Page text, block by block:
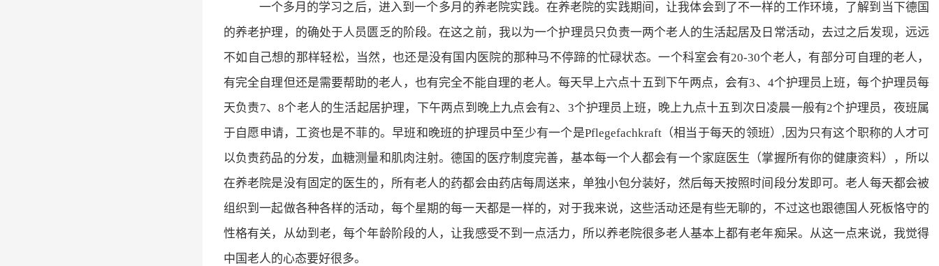
一个多月的学习之后，进入到一个多月的养老院实践。在养老院的实践期间，让我体会到了不一样的工作环境，了解到当下德国
的养老护理，的确处于人员匮乏的阶段。在这之前，我以为一个护理员只负责一两个老人的生活起居及日常活动，去过之后发现，远远
不如自己想的那样轻松，当然，也还是没有国内医院的那种马不停蹄的忙碌状态。一个科室会有20-30个老人，有部分可自理的老人，
有完全自理但还是需要帮助的老人，也有完全不能自理的老人。每天早上六点十五到下午两点，会有3、4个护理员上班，每个护理员每
天负责7、8个老人的生活起居护理，下午两点到晚上九点会有2、3个护理员上班，晚上九点十五到次日凌晨一般有2个护理员，夜班属
于自愿申请，工资也是不菲的。早班和晚班的护理员中至少有一个是Pflegefachkraft（相当于每天的领班）,因为只有这个职称的人才可
以负责药品的分发，血糖测量和肌肉注射。德国的医疗制度完善，基本每一个人都会有一个家庭医生（掌握所有你的健康资料），所以
在养老院是没有固定的医生的，所有老人的药都会由药店每周送来，单独小包分装好，然后每天按照时间段分发即可。老人每天都会被
组织到一起做各种各样的活动，每个星期的每一天都是一样的，对于我来说，这些活动还是有些无聊的，不过这也跟德国人死板恪守的
性格有关，从幼到老，每个年龄阶段的人，让我感受不到一点活力，所以养老院很多老人基本上都有老年痴呆。从这一点来说，我觉得
中国老人的心态要好很多。